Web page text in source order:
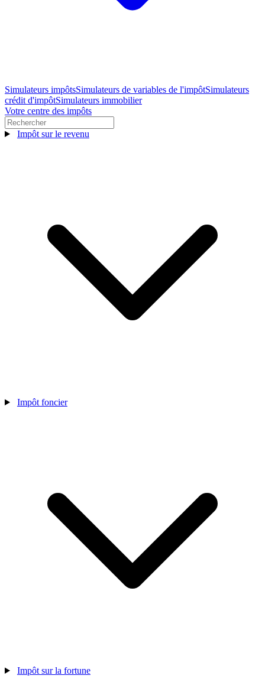
Simulateurs impôtsSimulateurs de variables de l'impôtSimulateurs
crédit d'impôtSimulateurs immobilier
Votre centre des impôts
Impôt sur le revenu
Impôt foncier
Impôt sur la fortune